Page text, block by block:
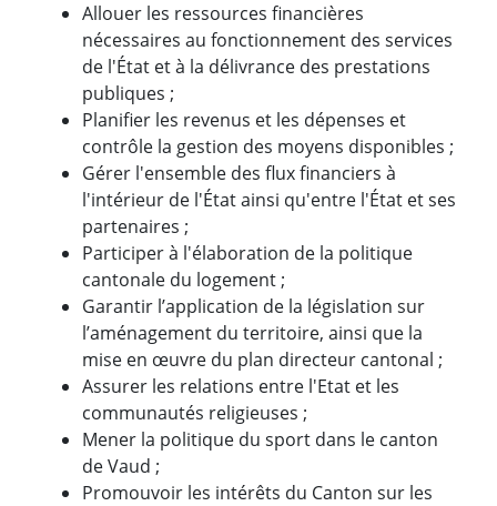
Allouer les ressources financières
nécessaires au fonctionnement des services
de l'État et à la délivrance des prestations
publiques ;
Planifier les revenus et les dépenses et
contrôle la gestion des moyens disponibles ;
Gérer l'ensemble des flux financiers à
l'intérieur de l'État ainsi qu'entre l'État et ses
partenaires ;
Participer à l'élaboration de la politique
cantonale du logement ;
Garantir l’application de la législation sur
l’aménagement du territoire, ainsi que la
mise en œuvre du plan directeur cantonal ;
Assurer les relations entre l'Etat et les
communautés religieuses ;
Mener la politique du sport dans le canton
de Vaud ;
Promouvoir les intérêts du Canton sur les